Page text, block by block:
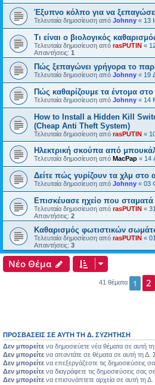
Έξυπνο κόλπο για να
Τελευταία δημοσίευση από Johnny « 13
Τι είναι ο βιολογικός
Τελευταία δημοσίευση από rasPUTIN «
Απαντήσεις: 1
Πώς ξεπαγώνει γρήγορα το
Τελευταία δημοσίευση από Johnny « 19
Πώς καθαρίζουμε τα έντομα
Τελευταία δημοσίευση από Johnny « 14
How to Install a Hidden Kill
(Cheap Anti Theft System)
Τελευταία δημοσίευση από rasPUTIN «
Ηλεκτρική σκούπα από
Τελευταία δημοσίευση από MacPap « 14
Δείτε πώς γυρίζουν τα χλμ στο
Τελευταία δημοσίευση από Johnny « 03
Επισκέυασε ηχείο που σταματά
Τελευταία δημοσίευση από rasPUTIN «
Απαντήσεις: 2
Καθαρισμός φωτιστικών
Τελευταία δημοσίευση από rasPUTIN «
Απαντήσεις: 3
Νέο Θέμα
41 θέματα 1 2
ΠΡΟΣΒΆΣΕΙΣ ΣΕ ΑΥΤΉ ΤΗ Δ. ΣΥΖΉΤΗΣΗ
Δεν μπορείτε να δημοσιεύετε νέα θέματα σε αυτή
Δεν μπορείτε να απαντάτε σε θέματα σε αυτή τη Δ.
Δεν μπορείτε να επεξεργάζεστε τις δημοσιεύσεις
Δεν μπορείτε να διαγράφετε τις δημοσιεύσεις σας
Δεν μπορείτε να επισυνάπτετε αρχεία σε αυτή τη